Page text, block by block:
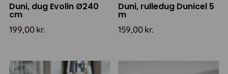
Duni, dug Evolin Ø240
cm
199,00kr.
Duni, rulledug Dunicel 5
m
159,00kr.